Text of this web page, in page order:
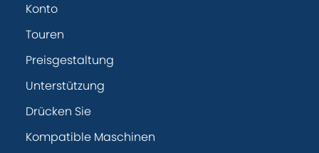
Konto
Touren
Preisgestaltung
Unterstützung
Drücken Sie
Kompatible Maschinen